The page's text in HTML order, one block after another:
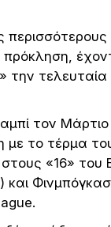
την τελευταία
τον Μάρτιο
με το τέρμα
«16» του